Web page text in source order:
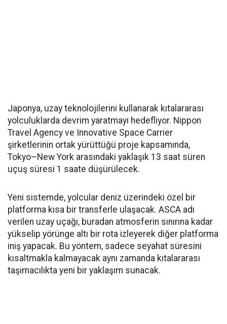
Japonya, uzay teknolojilerini kullanarak kıtalararası
yolculuklarda devrim yaratmayı hedefliyor. Nippon
Travel Agency ve Innovative Space Carrier
şirketlerinin ortak yürüttüğü proje kapsamında,
Tokyo–New York arasındaki yaklaşık 13 saat süren
uçuş süresi 1 saate düşürülecek.
Yeni sistemde, yolcular deniz üzerindeki özel bir
platforma kısa bir transferle ulaşacak. ASCA adı
verilen uzay uçağı, buradan atmosferin sınırına kadar
yükselip yörünge altı bir rota izleyerek diğer platforma
iniş yapacak. Bu yöntem, sadece seyahat süresini
kısaltmakla kalmayacak aynı zamanda kıtalararası
taşımacılıkta yeni bir yaklaşım sunacak.